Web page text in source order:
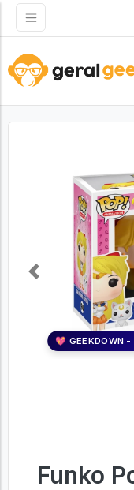
💖 GEEKDOWN -
Previous
Funko